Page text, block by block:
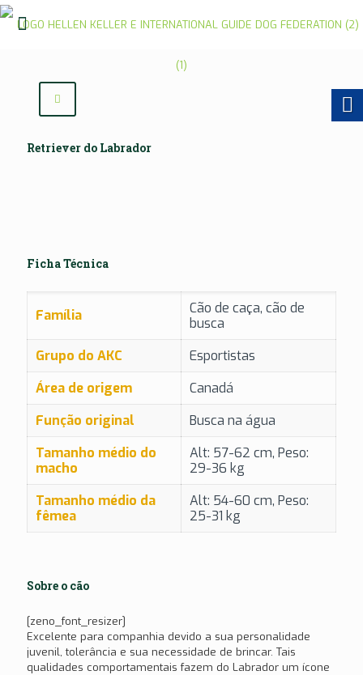
Retriever do Labrador
Ficha Técnica
Família
Cão de caça, cão de
busca
Grupo do AKC
Esportistas
Área de origem
Canadá
Função original
Busca na água
Tamanho médio do
macho
Alt: 57-62 cm, Peso:
29-36 kg
Tamanho médio da
fêmea
Alt: 54-60 cm, Peso:
25-31 kg
Sobre o cão
[zeno_font_resizer]
Excelente para companhia devido a sua personalidade
juvenil, tolerância e sua necessidade de brincar. Tais
qualidades comportamentais fazem do Labrador um ícone